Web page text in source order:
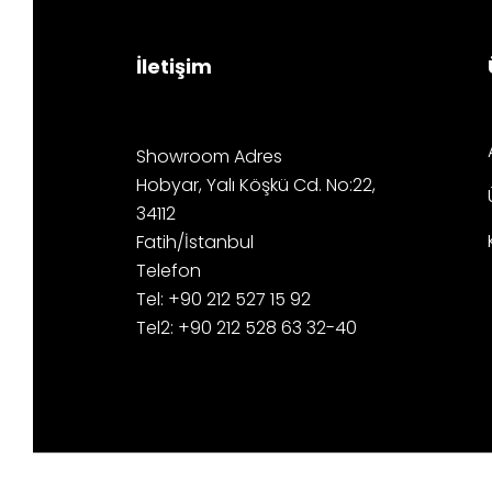
İletişim
Showroom Adres
Hobyar, Yalı Köşkü Cd. No:22,
34112
Fatih/İstanbul
Telefon
Tel: +90 212 527 15 92
Tel2: +90 212 528 63 32-40